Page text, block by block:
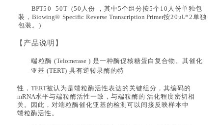
BPT5 0 50T (50 人份 ，其中5个组分按5个 10 人份单独包
装 ， Biowing® Specific Reverse Transcription Primer按20µL*2单独
包装。 )
【产品说明】
端粒酶 (Telomerase ) 是一种酶促核糖蛋白复合物。其催化
亚基 (TERT) 具有逆转录酶的特
性， TERT被认为是端粒酶活性表达的关键组分，其编码的
mRNA水平与端粒酶活性一致，与端粒酶的 活化程度密切相
关。因此，对端粒酶催化亚基的检测可以间接反映样本中
端粒酶活性。